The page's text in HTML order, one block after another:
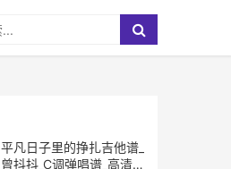
平凡日子里的挣扎吉他谱_
曾抖抖_C调弹唱谱_高清